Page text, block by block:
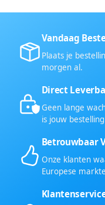
Vandaag
Plaats je
morgen al.
Direct
Geen lange
is jouw
Betrouwbaar
Onze klanten
Europese